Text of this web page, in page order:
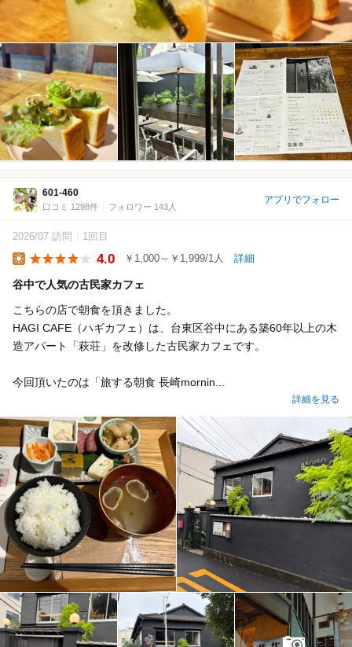
601-460
口コミ 1298件 フォロワー 143人
アプリでフォロー
2026/07 訪問 1回目
4.0 ￥1,000～￥1,999/1人 詳細
谷中で人気の古民家カフェ
こちらの店で朝食を頂きました。
HAGI CAFE（ハギカフェ）は、台東区谷中にある築60年以上の木
造アパート「萩荘」を改修した古民家カフェです。
今回頂いたのは「旅する朝食 長崎mornin...
詳細を見る